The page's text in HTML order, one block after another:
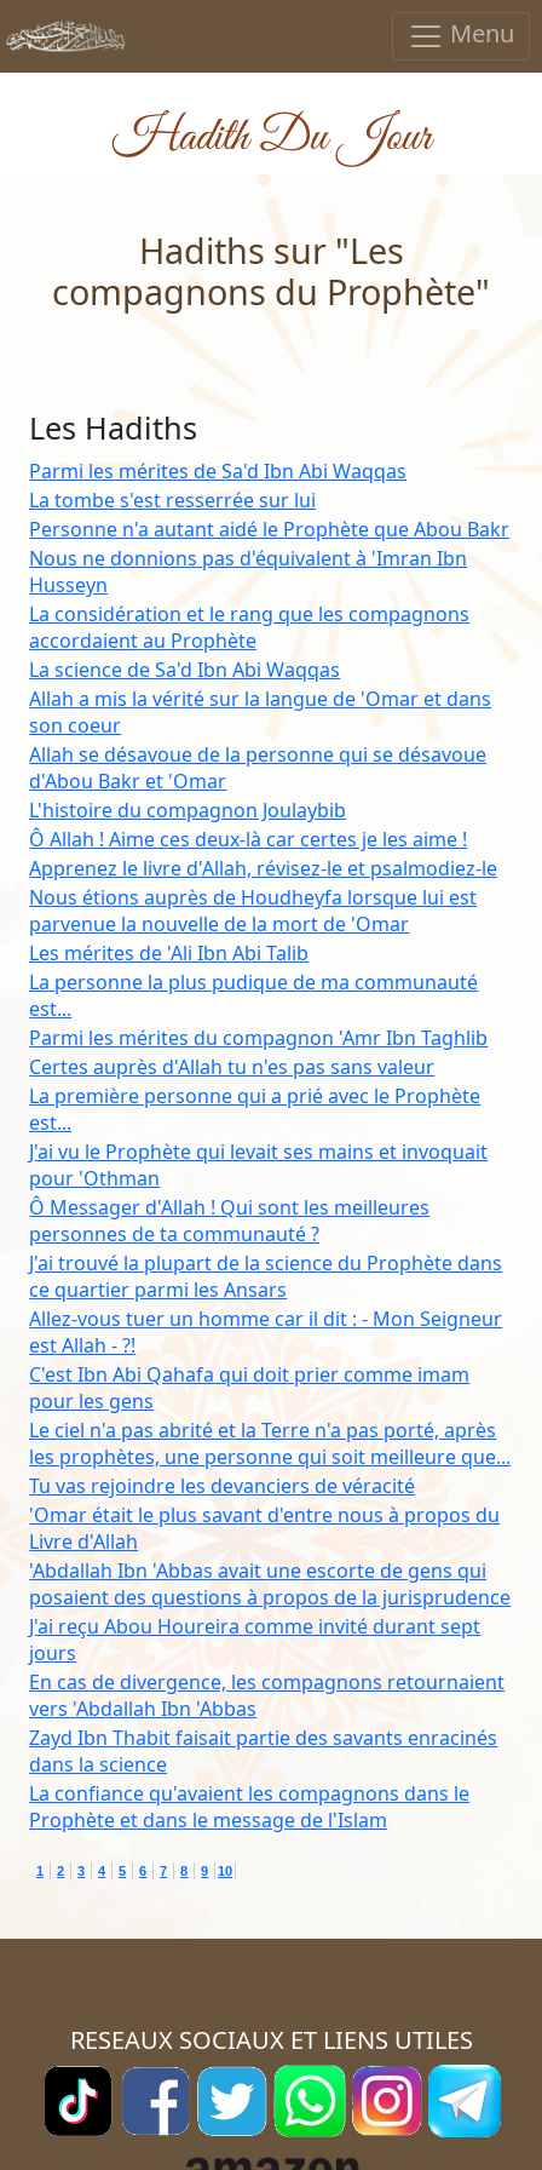
Menu
Hadith Du Jour
Hadiths sur "Les
compagnons du Prophète"
Les Hadiths
Parmi les mérites de Sa'd Ibn Abi Waqqas
La tombe s'est resserrée sur lui
Personne n'a autant aidé le Prophète que Abou Bakr
Nous ne donnions pas d'équivalent à 'Imran Ibn
Husseyn
La considération et le rang que les compagnons
accordaient au Prophète
La science de Sa'd Ibn Abi Waqqas
Allah a mis la vérité sur la langue de 'Omar et dans
son coeur
Allah se désavoue de la personne qui se désavoue
d'Abou Bakr et 'Omar
L'histoire du compagnon Joulaybib
Ô Allah ! Aime ces deux-là car certes je les aime !
Apprenez le livre d'Allah, révisez-le et psalmodiez-le
Nous étions auprès de Houdheyfa lorsque lui est
parvenue la nouvelle de la mort de 'Omar
Les mérites de 'Ali Ibn Abi Talib
La personne la plus pudique de ma communauté
est...
Parmi les mérites du compagnon 'Amr Ibn Taghlib
Certes auprès d'Allah tu n'es pas sans valeur
La première personne qui a prié avec le Prophète
est...
J'ai vu le Prophète qui levait ses mains et invoquait
pour 'Othman
Ô Messager d'Allah ! Qui sont les meilleures
personnes de ta communauté ?
J'ai trouvé la plupart de la science du Prophète dans
ce quartier parmi les Ansars
Allez-vous tuer un homme car il dit : - Mon Seigneur
est Allah - ?!
C'est Ibn Abi Qahafa qui doit prier comme imam
pour les gens
Le ciel n'a pas abrité et la Terre n'a pas porté, après
les prophètes, une personne qui soit meilleure que...
Tu vas rejoindre les devanciers de véracité
'Omar était le plus savant d'entre nous à propos du
Livre d'Allah
'Abdallah Ibn 'Abbas avait une escorte de gens qui
posaient des questions à propos de la jurisprudence
J'ai reçu Abou Houreira comme invité durant sept
jours
En cas de divergence, les compagnons retournaient
vers 'Abdallah Ibn 'Abbas
Zayd Ibn Thabit faisait partie des savants enracinés
dans la science
La confiance qu'avaient les compagnons dans le
Prophète et dans le message de l'Islam
1 2 3 4 5 6 7 8 9 10
RESEAUX SOCIAUX ET LIENS UTILES